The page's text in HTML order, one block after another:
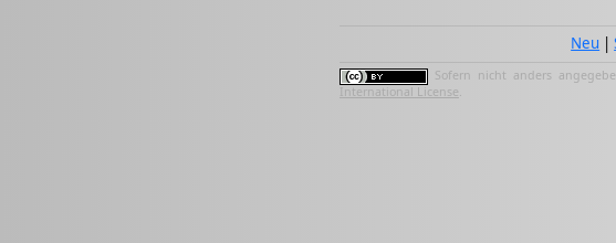
Neu |
Sofern nicht anders
International License